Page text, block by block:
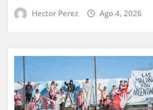
Hector Perez Ago 4, 2026